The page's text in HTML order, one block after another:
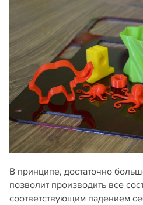
В принципе, достаточно
позволит производить все
соответствующим падением